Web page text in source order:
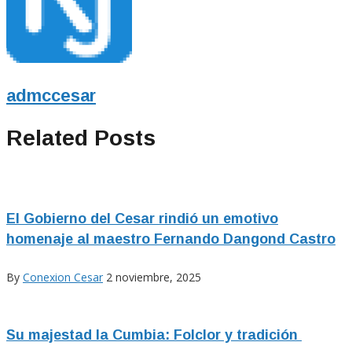
admccesar
Related Posts
El Gobierno del Cesar rindió un emotivo
homenaje al maestro Fernando Dangond Castro
By Conexion Cesar 2 noviembre, 2025
Su majestad la Cumbia: Folclor y tradición